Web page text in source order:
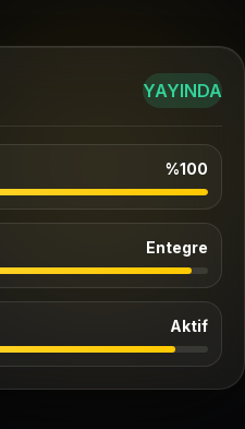
YAYINDA
%100
Entegre
Aktif